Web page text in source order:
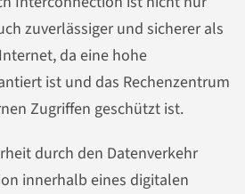
zuverlässiger und sicherer als
da eine hohe
ist und das Rechenzentrum
Zugriffen geschützt ist.
durch den Datenverkehr
innerhalb eines digitalen